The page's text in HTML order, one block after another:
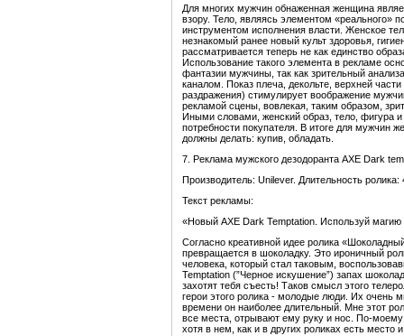
Для многих мужчин обнаженная женщина
взору. Тело, являясь элементом «реального»
инструментом исполнения власти. Женское
незнакомый ранее новый культ здоровья,
рассматривается теперь не как единство
Использование такого элемента в рекламе
фантазии мужчины, так как зрительный
каналом. Показ плеча, декольте, верхней
раздражения) стимулирует воображение
рекламой сцены, вовлекая, таким образом,
Иными словами, женский образ, тело, фигура
потребности покупателя. В итоге для мужчин
должны делать: купив, обладать.
7. Реклама мужского дезодоранта AXE Dark
Производитель: Unilever. Длительность ролика:
Текст рекламы:
«Новый AXE Dark Temptation. Используй
Согласно креативной идее ролика
превращается в шоколадку. Это ироничный
человека, который стал таковым,
Temptation (”Черное искушение”) запах
захотят тебя съесть! Таков смысл этого
герои этого ролика - молодые люди. Их очень
времени он наиболее длительный. Мне этот
все места, отрывают ему руку и нос. По-
хотя в нем, как и в других роликах есть место